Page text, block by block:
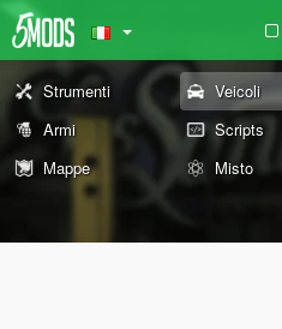
Strumenti Veicoli
Armi
Scripts
Mappe
Misto